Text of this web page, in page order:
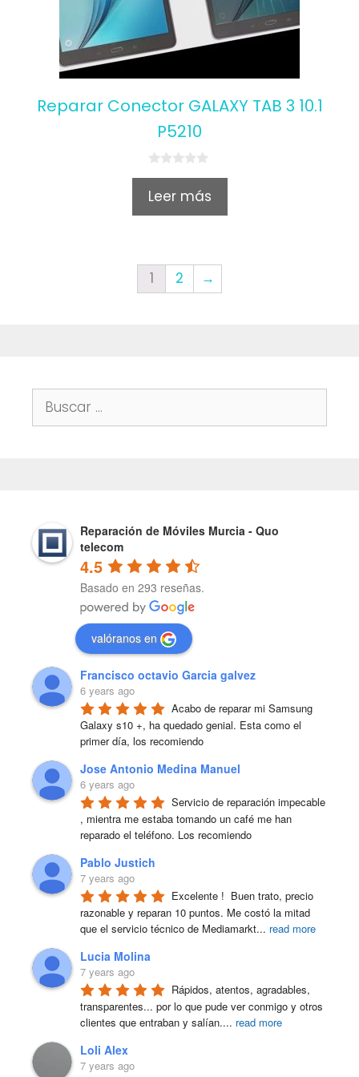
Reparar Conector GALAXY TAB 3 10.1
P5210
u
Leer más
1 2 →
Buscar:
Reparación de Móviles Murcia - Quo
telecom
4.5
Basado en 293 reseñas.
valóranos en
Francisco octavio Garcia galvez
6 years ago
Acabo de reparar mi Samsung
Galaxy s10 +, ha quedado genial. Esta como el
primer día, los recomiendo
Jose Antonio Medina Manuel
6 years ago
Servicio de reparación impecable
, mientra me estaba tomando un café me han
reparado el teléfono. Los recomiendo
Pablo Justich
7 years ago
Excelente !  Buen trato, precio
razonable y reparan 10 puntos. Me costó la mitad
que el servicio técnico de Mediamarkt... read more
Lucia Molina
7 years ago
Rápidos, atentos, agradables,
transparentes... por lo que pude ver conmigo y otros
clientes que entraban y salían.... read more
Loli Alex
7 years ago